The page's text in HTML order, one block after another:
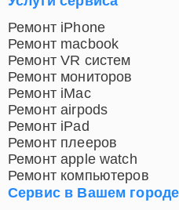
Сервис в Вашем городе
Услуги сервиса
Ремонт iPhone
Ремонт macbook
Ремонт VR систем
Ремонт мониторов
Ремонт iMac
Ремонт airpods
Ремонт iPad
Ремонт плееров
Ремонт apple watch
Ремонт компьютеров